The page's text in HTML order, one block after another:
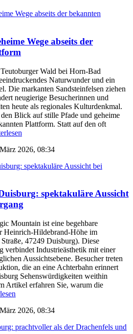
Wege abseits der
Wald bei Horn-Bad
Naturwunder und ein
Die markanten Sandsteinfelsen ziehen
neugierige Besucherinnen und
heute als regionales Kulturdenkmal.
Blick auf stille Pfade und geheime
Plattform. Statt auf den oft
2026, 08:34
spektakuläre Aussicht
Mountain ist eine begehbare
Heinrich-Hildebrand-Höhe im
47249 Duisburg). Diese
verbindet Industrieästhetik mit einer
Aussichtsebene. Besucher treten
die an eine Achterbahn erinnert
Sehenswürdigkeiten weithin
Artikel erfahren Sie, warum die
2026, 08:34